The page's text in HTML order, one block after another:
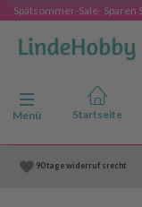
Spätsommer-Sale- Sparen
Anzeige ändern
Menü
90 tage widerruf srecht